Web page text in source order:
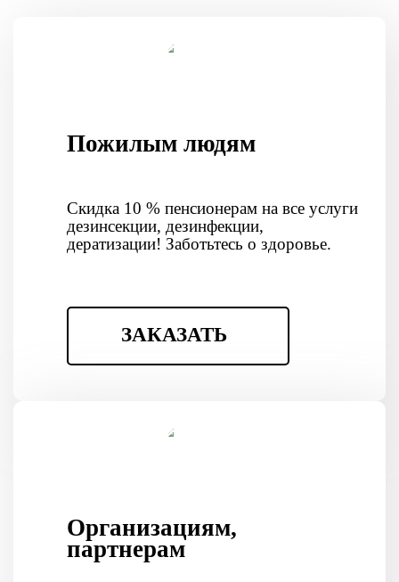
Пожилым людям
Скидка 10 % пенсионерам на все услуги
дезинсекции, дезинфекции,
дератизации! Заботьтесь о здоровье.
ЗАКАЗАТЬ
Организациям,
партнерам